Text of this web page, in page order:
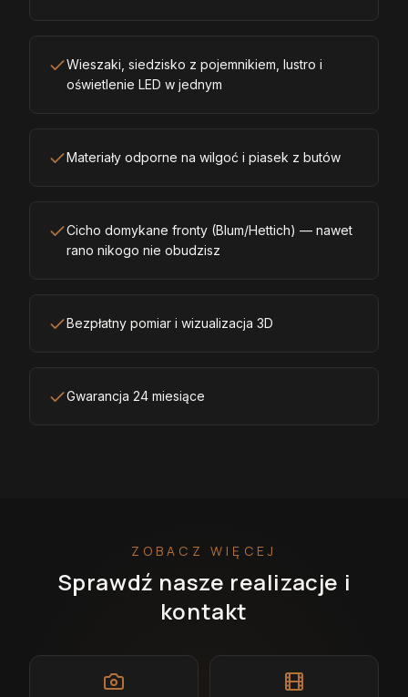
Wieszaki, siedzisko z pojemnikiem, lustro i
oświetlenie LED w jednym
Materiały odporne na wilgoć i piasek z butów
Cicho domykane fronty (Blum/Hettich) — nawet
rano nikogo nie obudzisz
Bezpłatny pomiar i wizualizacja 3D
Gwarancja 24 miesiące
ZOBACZ WIĘCEJ
Sprawdź nasze realizacje i
kontakt